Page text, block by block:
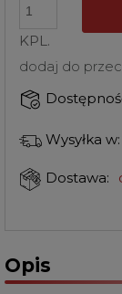
KPL.
dodaj do
Wysyłka w:
Dostawa:
Opis